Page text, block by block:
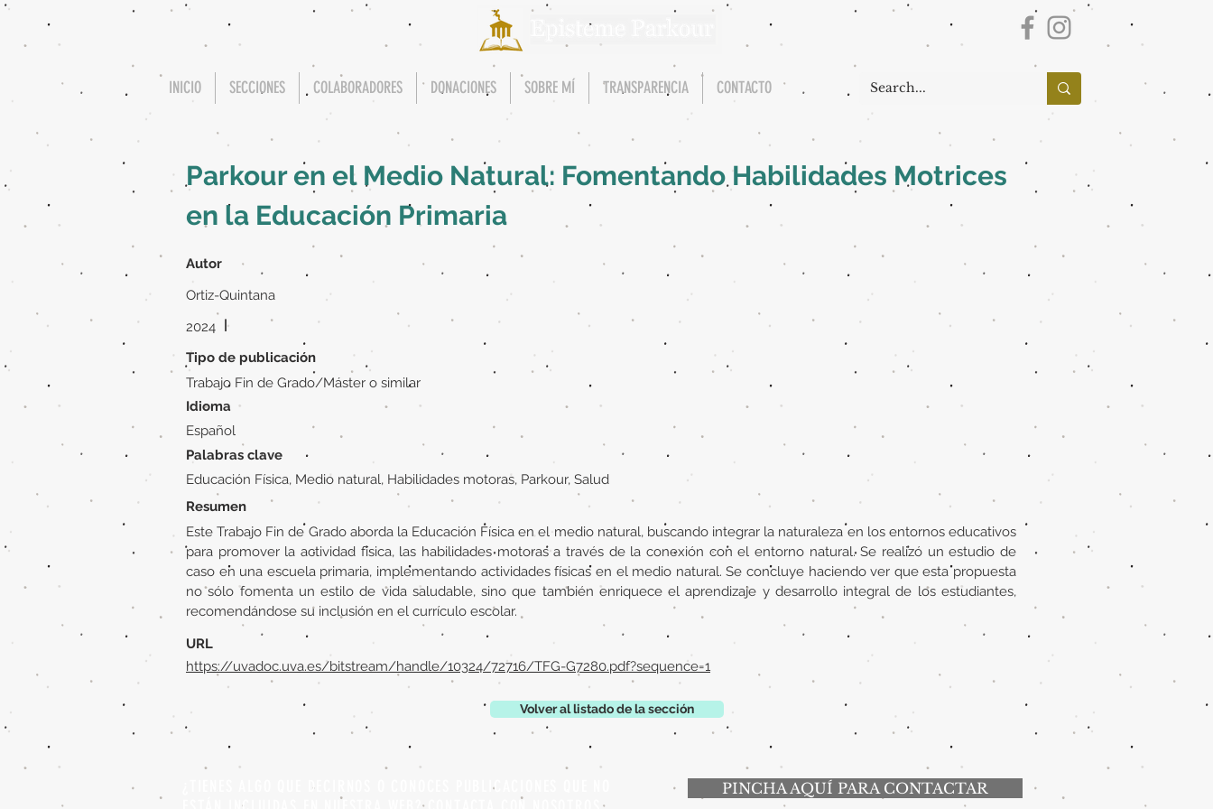
INICIO SECCIONES COLABORADORES DONACIONES SOBRE MÍ TRANSPARENCIA CONTACTO
Parkour en el Medio Natural: Fomentando Habilidades Motrices
en la Educación Primaria
Autor
Ortiz-Quintana
2024 |
Tipo de publicación
Trabajo Fin de Grado/Máster o similar
Idioma
Español
Palabras clave
Educación Física, Medio natural, Habilidades motoras, Parkour, Salud
Resumen
Este Trabajo Fin de Grado aborda la Educación Física en el medio natural, buscando integrar la naturaleza en los entornos educativos
para promover la actividad física, las habilidades motoras a través de la conexión con el entorno natural. Se realizó un estudio de
caso en una escuela primaria, implementando actividades físicas en el medio natural. Se concluye haciendo ver que esta propuesta
no sólo fomenta un estilo de vida saludable, sino que también enriquece el aprendizaje y desarrollo integral de los estudiantes,
recomendándose su inclusión en el currículo escolar.
URL
https://uvadoc.uva.es/bitstream/handle/10324/72716/TFG-G7280.pdf?sequence=1
Volver al listado de la sección
¿TIENES ALGO QUE DECIRNOS O CONOCES PUBLICACIONES QUE NO
PINCHA AQUÍ PARA CONTACTAR